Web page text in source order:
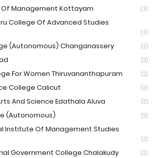
Management Kottayam (3)
College Of Advanced Studies
(3)
(Autonomous) Changanassery (2)
(2)
For Women Thiruvananthapuram (2)
College Calicut (2)
And Science Edathala Aluva (2)
(Autonomous) (2)
Institute Of Management Studies
(2)
Government College Chalakudy (2)